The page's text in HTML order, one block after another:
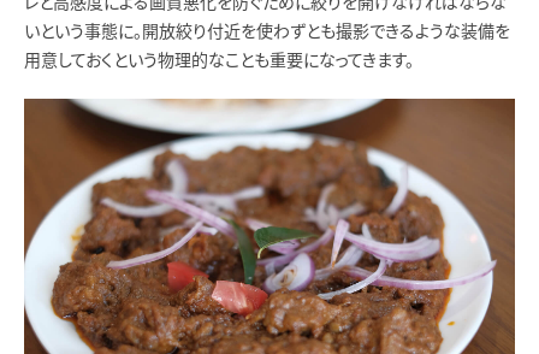
いという事態に。開放絞り付近を使わずとも撮影できるような装備を
用意しておくという物理的なことも重要になってきます。